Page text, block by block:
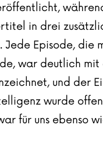
in drei
Jede Episode, die
war deutlich mit
und der
wurde
für uns ebenso